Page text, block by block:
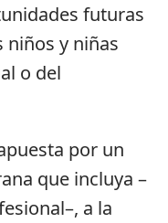
futuras
niños y niñas
o del
por un
que incluya –
a la